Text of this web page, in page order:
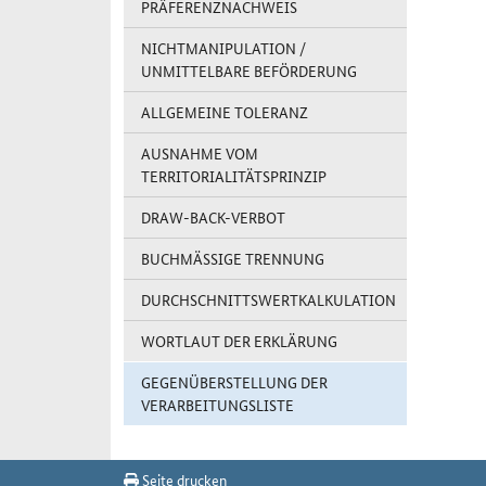
PRÄFERENZNACHWEIS
NICHTMANIPULATION /
UNMITTELBARE BEFÖRDERUNG
ALLGEMEINE TOLERANZ
AUSNAHME VOM
TERRITORIALITÄTSPRINZIP
DRAW-BACK-VERBOT
BUCHMÄSSIGE TRENNUNG
DURCHSCHNITTSWERTKALKULATION
WORTLAUT DER ERKLÄRUNG
GEGENÜBERSTELLUNG DER
VERARBEITUNGSLISTE
Seite drucken